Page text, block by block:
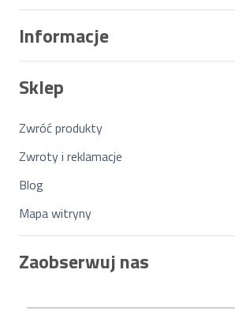
Informacje
Sklep
Zwróć produkty
Zwroty i reklamacje
Blog
Mapa witryny
Zaobserwuj nas